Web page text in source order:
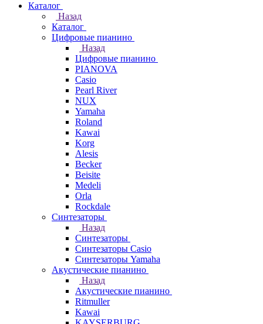
Каталог
Назад
Каталог
Цифровые пианино
Назад
Цифровые пианино
PIANOVA
Casio
Pearl River
NUX
Yamaha
Roland
Kawai
Korg
Alesis
Becker
Beisite
Medeli
Orla
Rockdale
Синтезаторы
Назад
Синтезаторы
Синтезаторы Casio
Синтезаторы Yamaha
Акустические пианино
Назад
Акустические пианино
Ritmuller
Kawai